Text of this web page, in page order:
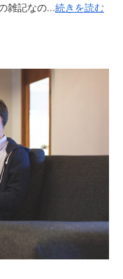
雑記なの...続きを読む